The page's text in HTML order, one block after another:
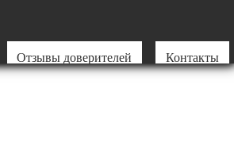
Отзывы доверителей Контакты